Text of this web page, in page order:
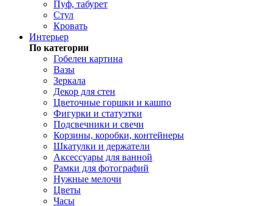
Пуф, табурет
Стул
Кровать
Интерьер
По категории
Гобелен картина
Вазы
Зеркала
Декор для стен
Цветочные горшки и кашпо
Фигурки и статуэтки
Подсвечники и свечи
Корзины, коробки, контейнеры
Шкатулки и держатели
Аксессуары для ванной
Рамки для фотографий
Нужные мелочи
Цветы
Часы